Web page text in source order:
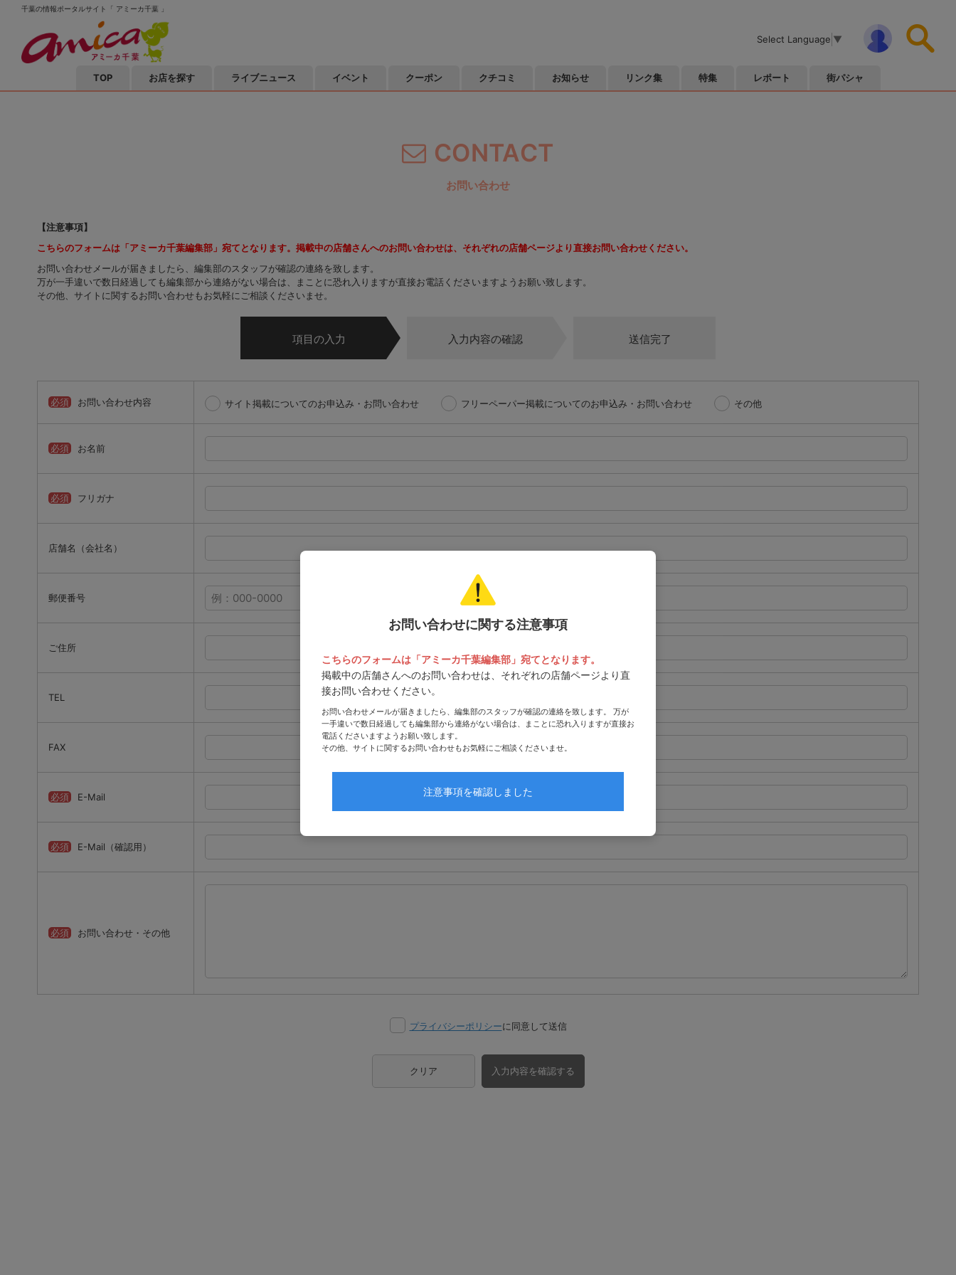
千葉の情報ポータルサイト「 アミーカ千葉 」
Select Language ▼
TOP お店を探す ライブニュース イベント クーポン クチコミ お知らせ リンク集 特集 レポート 街パシャ
CONTACT
お問い合わせ
【注意事項】
こちらのフォームは「アミーカ千葉編集部」宛てとなります。掲載中の店舗さんへのお問い合わせは、それぞれの店舗ページより直接お問い合わせください。
お問い合わせメールが届きましたら、編集部のスタッフが確認の連絡を致します。
万が一手違いで数日経過しても編集部から連絡がない場合は、まことに恐れ入りますが直接お電話くださいますようお願い致します。
その他、サイトに関するお問い合わせもお気軽にご相談くださいませ。
項目の入力 入力内容の確認 送信完了
必須 お問い合わせ内容 サイト掲載についてのお申込み・お問い合わせ フリーペーパー掲載についてのお申込み・お問い合わせ その他
必須 お名前
必須 フリガナ
店舗名（会社名）
郵便番号
ご住所
TEL
FAX
必須 E-Mail
必須 E-Mail（確認用）
必須 お問い合わせ・その他
プライバシーポリシーに同意して送信
クリア 入力内容を確認する
お問い合わせに関する注意事項
こちらのフォームは「アミーカ千葉編集部」宛てとなります。
掲載中の店舗さんへのお問い合わせは、それぞれの店舗ページより直
接お問い合わせください。
お問い合わせメールが届きましたら、編集部のスタッフが確認の連絡を致します。 万が
一手違いで数日経過しても編集部から連絡がない場合は、まことに恐れ入りますが直接お
電話くださいますようお願い致します。
その他、サイトに関するお問い合わせもお気軽にご相談くださいませ。
注意事項を確認しました